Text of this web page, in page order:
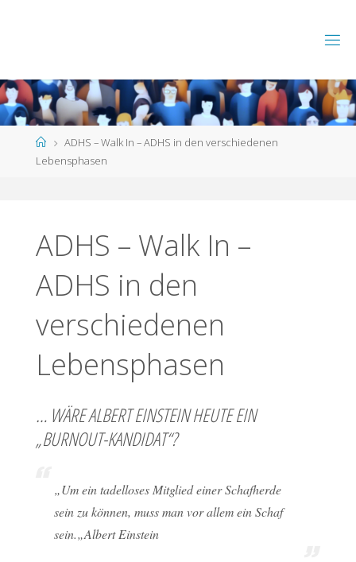
HomeADHS – Walk In – ADHS in den verschiedenen
Lebensphasen
ADHS – Walk In –
ADHS in den
verschiedenen
Lebensphasen
… WÄRE ALBERT EINSTEIN HEUTE EIN
„BURNOUT-KANDIDAT“?
„Um ein tadelloses Mitglied einer Schafherde
sein zu können, muss man vor allem ein Schaf
sein.„Albert Einstein